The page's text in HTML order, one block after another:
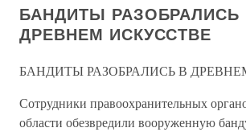
БАНДИТЫ РАЗОБРАЛИСЬ
ДРЕВНЕМ ИСКУССТВЕ
БАНДИТЫ РАЗОБРАЛИСЬ В
Сотрудники правоохранительных
области обезвредили вооруженную